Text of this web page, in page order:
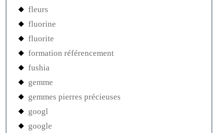
fleurs
fluorine
fluorite
formation référencement
fushia
gemme
gemmes pierres précieuses
googl
google